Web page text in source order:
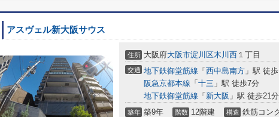
アスヴェル新大阪サウス
住所 大阪府大阪市淀川区木川西 １丁目
交通 地下鉄御堂筋線 「 西中島南方 」駅 徒
阪急京都本線 「 十三 」駅 徒歩7分
地下鉄御堂筋線 「 新大阪 」駅 徒歩21分
築年 築9年 階数 12階建 構造 鉄筋コン